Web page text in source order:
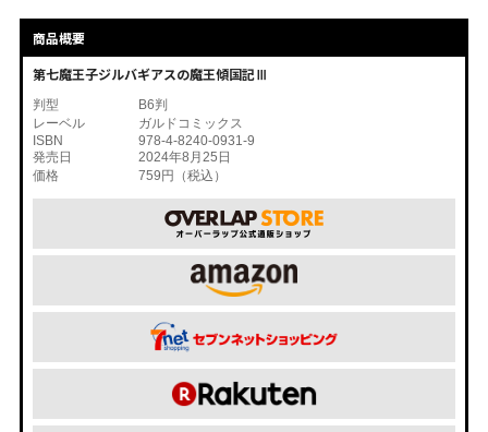
商品概要
第七魔王子ジルバギアスの魔王傾国記Ⅲ
判型
B6判
レーベル
ガルドコミックス
ISBN
978-4-8240-0931-9
発売日
2024年8月25日
価格
759円（税込）